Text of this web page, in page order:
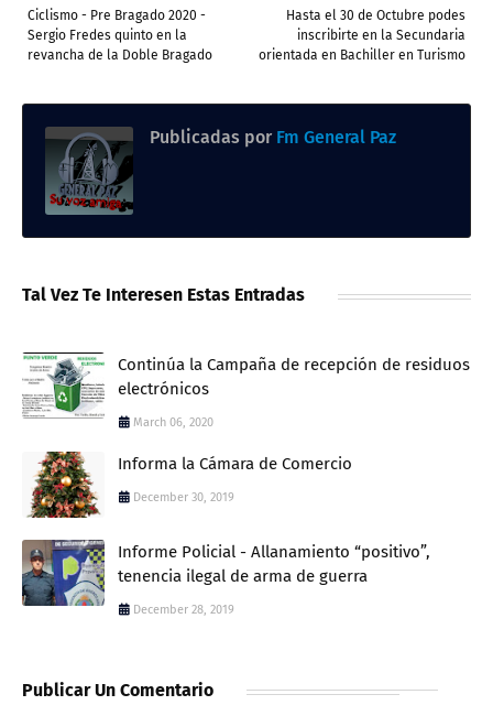
Hasta el 30 de Octubre podes
inscribirte en la Secundaria
orientada en Bachiller en Turismo
Ciclismo - Pre Bragado 2020 -
Sergio Fredes quinto en la
revancha de la Doble Bragado
Publicadas por Fm General Paz
Tal Vez Te Interesen Estas Entradas
Continúa la Campaña de recepción de residuos
electrónicos
March 06, 2020
Informa la Cámara de Comercio
December 30, 2019
Informe Policial - Allanamiento “positivo”,
tenencia ilegal de arma de guerra
December 28, 2019
Publicar Un Comentario